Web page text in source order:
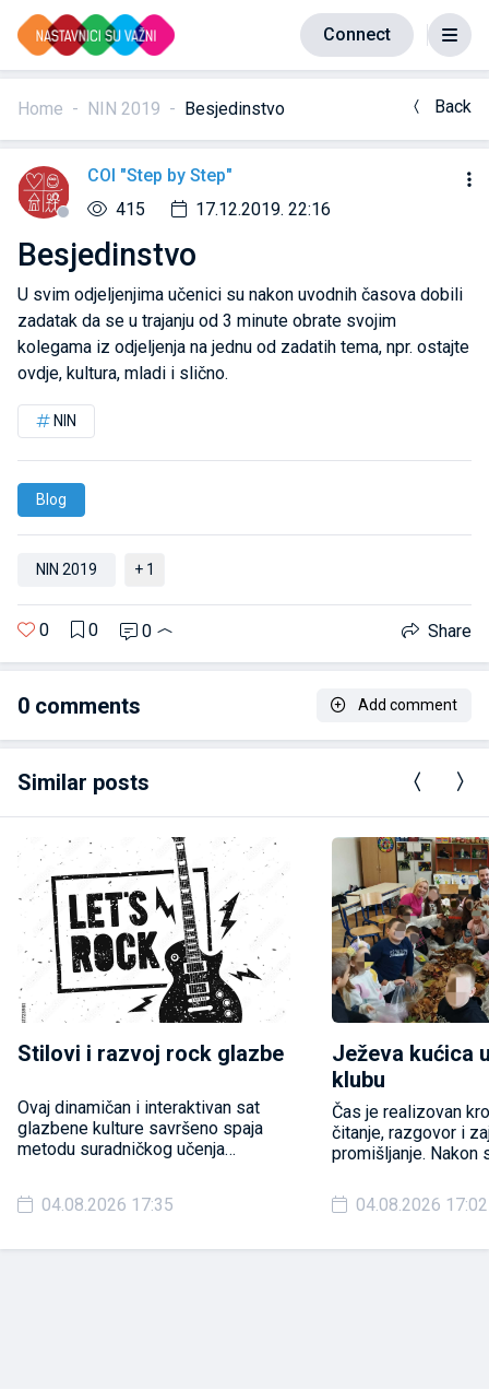
Connect
Home NIN 2019 Besjedinstvo Back
COI "Step by Step"
415
17.12.2019. 22:16
Besjedinstvo
U svim odjeljenjima učenici su nakon uvodnih časova dobili
zadatak da se u trajanju od 3 minute obrate svojim
kolegama iz odjeljenja na jednu od zadatih tema, npr. ostajte
ovdje, kultura, mladi i slično.
NIN
Blog
NIN 2019 + 1
0 0 0 Share
0 comments Add comment
Similar posts
Stilovi i razvoj rock glazbe
Ovaj dinamičan i interaktivan sat
glazbene kulture savršeno spaja
metodu suradničkog učenja
Share) i iskustveno učenje (gdje
učenici kroz vlastiti doživljaj,
znanja ).
04.08.2026 17:35
Ježeva kućica
klubu
Čas je realizovan
čitanje, razgovor i
promišljanje. Nakon
likova, izdvajali
razlikovali činjenice
04.08.2026 17:02